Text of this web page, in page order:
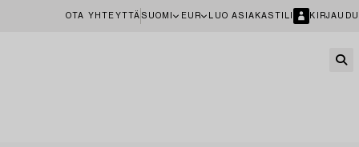
OTA YHTEYTTÄ SUOMI EUR LUO ASIAKASTILI KIRJAUDU